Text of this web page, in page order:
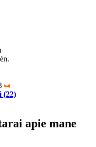
(22)
apie mane